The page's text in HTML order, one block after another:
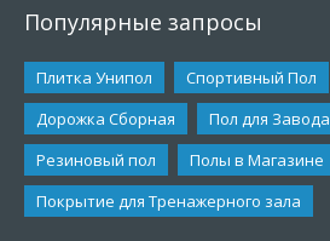
Популярные запросы
Плитка Унипол Спортивный Пол
Дорожка Сборная
Пол для Завода
Резиновый пол
Полы в Магазине
Покрытие для Тренажерного зала